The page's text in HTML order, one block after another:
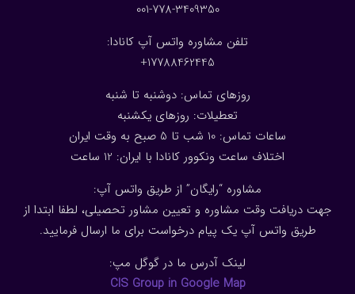
001-778-3409350
تلفن مشاوره واتس آپ کانادا:
17788462445+
روزهای تماس: دوشنبه تا شنبه
تعطیلات: روزهای یکشنبه
ساعات تماس: 10 شب تا 5 صبح به وقت ایران
اختلاف ساعت ونکوور کانادا با ایران: 1 2 ساعت
مشاوره “رایگان” از طریق واتس آپ:
جهت دریافت وقت مشاوره و تعیین مشاور تحصیلی، لطفا ابتدا از
طریق واتس آپ یک پیام درخواست برای ما ارسال فرمایید.
لینک آدرس ما در گوگل مپ:
CIS Group in Google Map